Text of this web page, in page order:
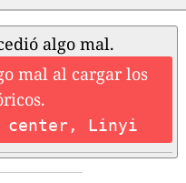
algo mal.
mal al cargar los
center, Linyi